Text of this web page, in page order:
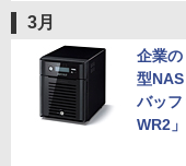
3月
企業
型NAS
バッ
WR2」